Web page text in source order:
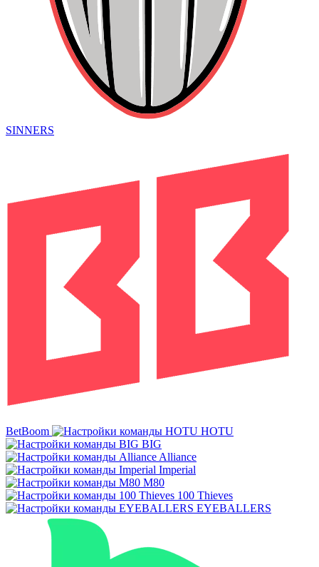
SINNERS
BetBoom
HOTU
BIG
Alliance
Imperial
M80
100 Thieves
EYEBALLERS